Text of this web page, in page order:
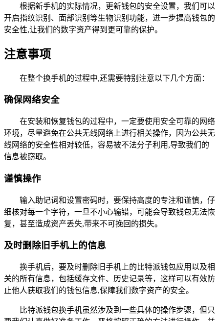
根据新手机的实际情况，更新钱包的安全设置，我们可以
开启指纹识别、面部识别等生物识别功能，进一步提高钱包的
安全性,让我们的数字资产得到更可靠的保护。
注意事项
在整个换手机的过程中,还需要特别注意以下几个方面：
确保网络安全
在安装和恢复钱包的过程中，一定要使用安全可靠的网络
环境，尽量避免在公共无线网络上进行相关操作，因为公共无
线网络的安全性相对较低，容易被不法分子利用,导致我们的
信息被窃取。
谨慎操作
输入助记词和设置密码时，要保持高度的专注和谨慎，仔
细核对每一个字符，一旦不小心输错，可能会导致钱包无法恢
复，甚至造成资产丢失,带来不可挽回的损失。
及时删除旧手机上的信息
换手机后，要及时删除旧手机上的比特派钱包应用以及相
关的所有信息，包括缓存文件、历史记录等，这样可以有效防
止他人获取我们的钱包信息,保障我们数字资产的安全。
比特派钱包换手机虽然涉及到一些具体的操作步骤，但只